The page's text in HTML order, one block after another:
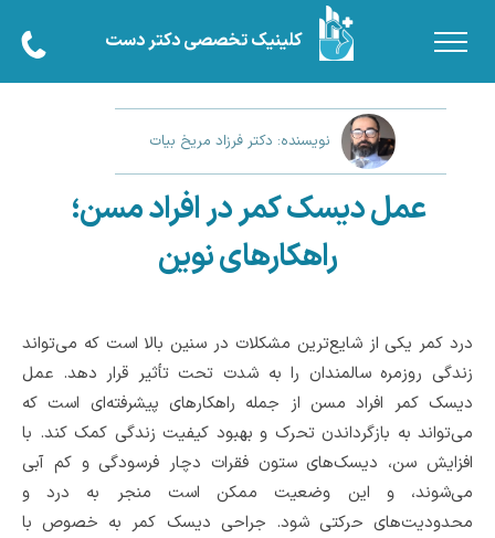
کلینیک تخصصی دکتر دست
نویسنده: دکتر فرزاد مریخ بیات
عمل دیسک کمر در افراد مسن؛
راهکارهای نوین
درد کمر یکی از شایع‌ترین مشکلات در سنین بالا است که می‌تواند
زندگی روزمره سالمندان را به شدت تحت تأثیر قرار دهد. عمل
دیسک کمر افراد مسن از جمله راهکارهای پیشرفته‌ای است که
می‌تواند به بازگرداندن تحرک و بهبود کیفیت زندگی کمک کند. با
افزایش سن، دیسک‌های ستون فقرات دچار فرسودگی و کم آبی
می‌شوند، و این وضعیت ممکن است منجر به درد و
محدودیت‌های حرکتی شود. جراحی دیسک کمر به خصوص با